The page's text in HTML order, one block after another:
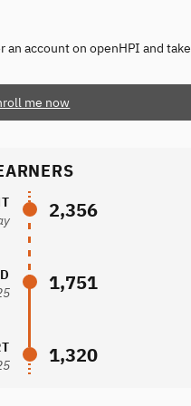
account on openHPI and
me now
2,356
1,751
1,320